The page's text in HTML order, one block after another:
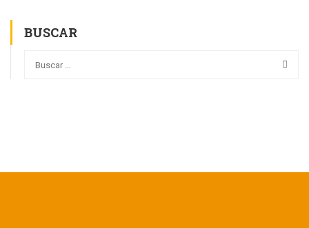
BUSCAR